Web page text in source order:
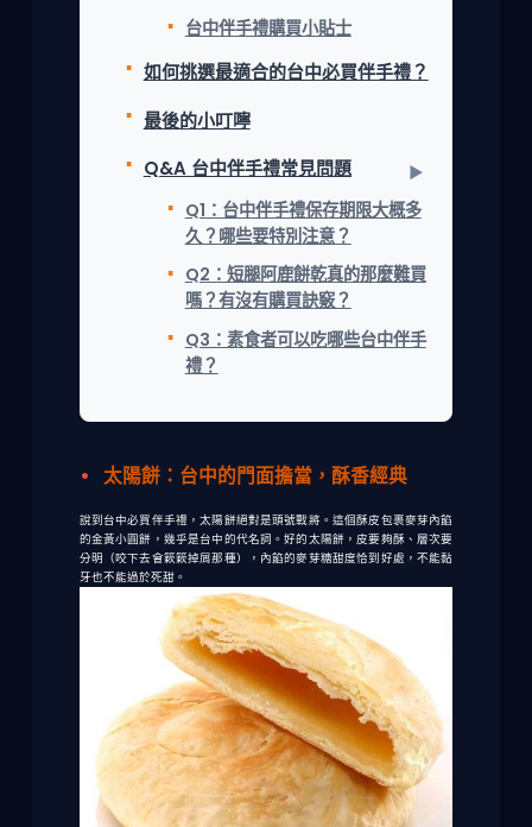
台中伴手禮購買小貼士
如何挑選最適合的台中必買伴手禮？
最後的小叮嚀
Q&A 台中伴手禮常見問題
Q1：台中伴手禮保存期限大概多
久？哪些要特別注意？
Q2：短腿阿鹿餅乾真的那麼難買
嗎？有沒有購買訣竅？
Q3：素食者可以吃哪些台中伴手
禮？
太陽餅：台中的門面擔當，酥香經典
說到 台中必買伴手禮 ，太陽餅絕對是頭號戰將。這個酥皮包裹麥芽內餡
的金黃小圓餅，幾乎是台中的代名詞。好的太陽餅，皮要夠酥、層次要
分明（咬下去會簌簌掉屑那種），內餡的麥芽糖甜度恰到好處，不能黏
牙也不能過於死甜。